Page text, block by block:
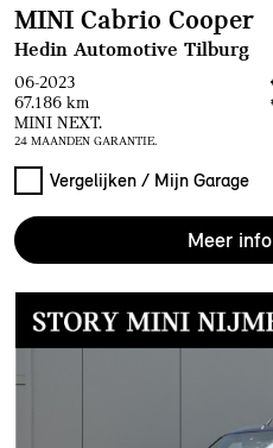
MINI Cabrio Cooper
Hedin Automotive Tilburg
06-2023
67.186 km
MINI NEXT.
24 MAANDEN GARANTIE.
Vergelijken / Mijn Garage
Meer